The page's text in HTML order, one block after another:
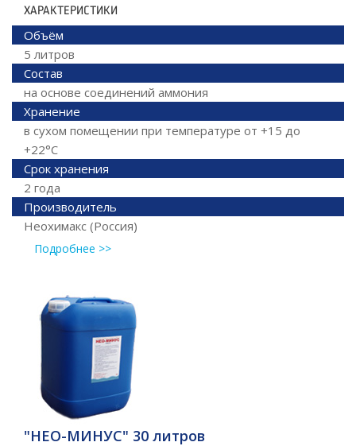
ХАРАКТЕРИСТИКИ
Объём
5 литров
Состав
на основе соединений аммония
Хранение
в сухом помещении при температуре от +15 до
+22°C
Срок хранения
2 года
Производитель
Неохимакс (Россия)
Подробнее >>
"НЕО-МИНУС" 30 литров